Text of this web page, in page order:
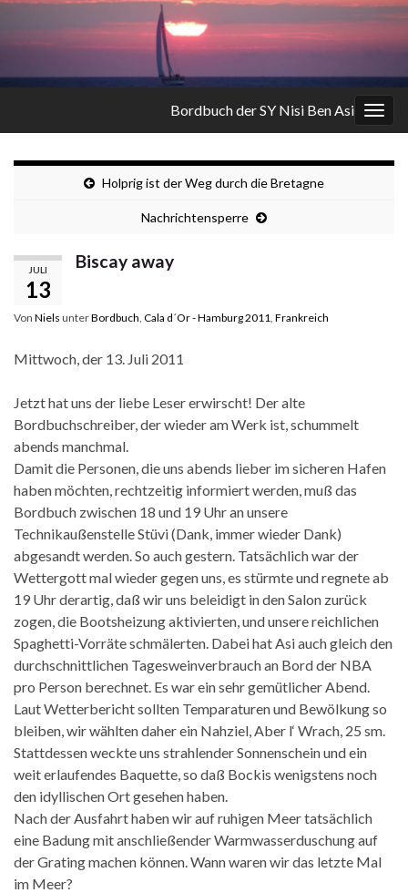
Bordbuch der SY Nisi Ben Asi
Holprig ist der Weg durch die Bretagne
Nachrichtensperre
JULI
13
Biscay away
Von Niels unterBordbuch Cala d´Or - Hamburg 2011 Frankreich
Mittwoch, der 13. Juli 2011
Jetzt hat uns der liebe Leser erwirscht! Der alte
Bordbuchschreiber, der wieder am Werk ist, schummelt
abends manchmal.
Damit die Personen, die uns abends lieber im sicheren Hafen
haben möchten, rechtzeitig informiert werden, muß das
Bordbuch zwischen 18 und 19 Uhr an unsere
Technikaußenstelle Stüvi (Dank, immer wieder Dank)
abgesandt werden. So auch gestern. Tatsächlich war der
Wettergott mal wieder gegen uns, es stürmte und regnete ab
19 Uhr derartig, daß wir uns beleidigt in den Salon zurück
zogen, die Bootsheizung aktivierten, und unsere reichlichen
Spaghetti-Vorräte schmälerten. Dabei hat Asi auch gleich den
durchschnittlichen Tagesweinverbrauch an Bord der NBA
pro Person berechnet. Es war ein sehr gemütlicher Abend.
Laut Wetterbericht sollten Temparaturen und Bewölkung so
bleiben, wir wählten daher ein Nahziel, Aber l‘ Wrach, 25 sm.
Stattdessen weckte uns strahlender Sonnenschein und ein
weit erlaufendes Baquette, so daß Bockis wenigstens noch
den idyllischen Ort gesehen haben.
Nach der Ausfahrt haben wir auf ruhigen Meer tatsächlich
eine Badung mit anschließender Warmwasserduschung auf
der Grating machen können. Wann waren wir das letzte Mal
im Meer?